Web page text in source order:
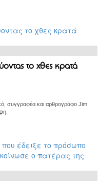
το χθες κρατά
συγγραφέα και αρθρογράφο Jim